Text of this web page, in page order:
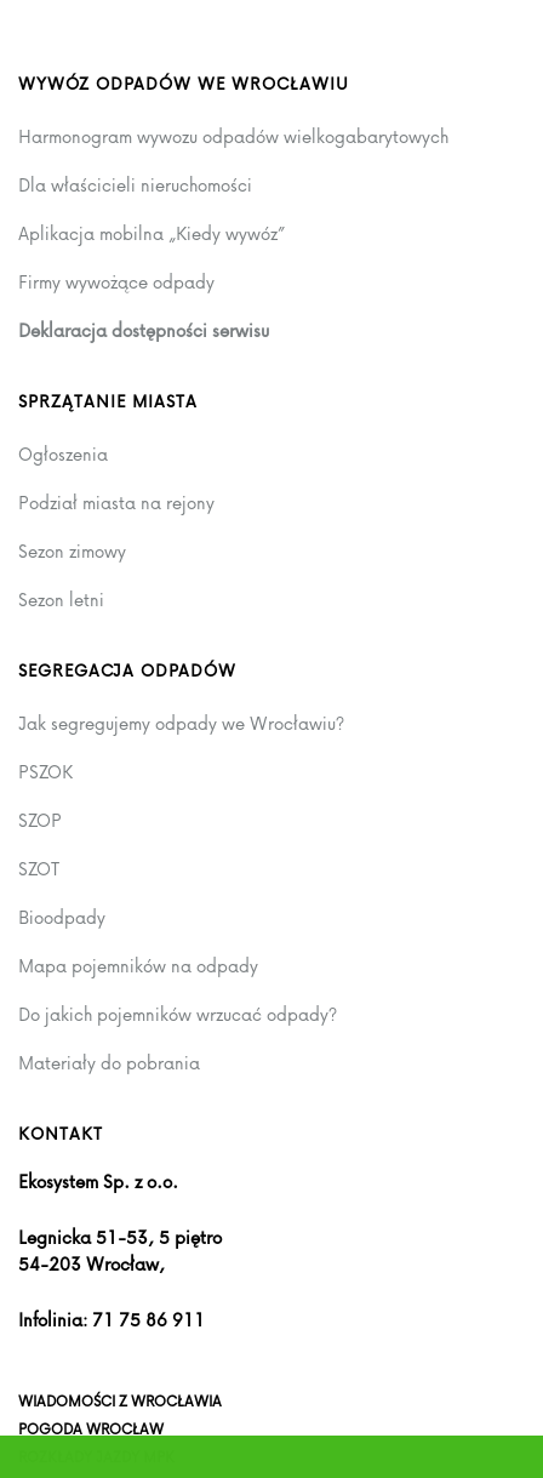
WYWÓZ ODPADÓW WE WROCŁAWIU
Harmonogram wywozu odpadów wielkogabarytowych
Dla właścicieli nieruchomości
Aplikacja mobilna „Kiedy wywóz”
Firmy wywożące odpady
Deklaracja dostępności serwisu
SPRZĄTANIE MIASTA
Ogłoszenia
Podział miasta na rejony
Sezon zimowy
Sezon letni
SEGREGACJA ODPADÓW
Jak segregujemy odpady we Wrocławiu?
PSZOK
SZOP
SZOT
Bioodpady
Mapa pojemników na odpady
Do jakich pojemników wrzucać odpady?
Materiały do pobrania
KONTAKT
Ekosystem Sp. z o.o.
Legnicka 51-53, 5 piętro
54-203 Wrocław,
Infolinia: 71 75 86 911
WIADOMOŚCI Z WROCŁAWIA
POGODA WROCŁAW